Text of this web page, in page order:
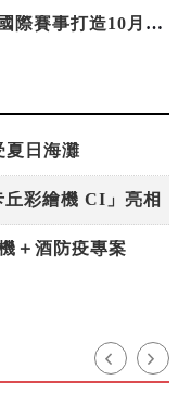
F1睽違九年重返馬來西亞 三大國際賽事打造10月運動旅遊熱潮 賽車、自行車、路跑同週登場
夏日海灘
彩繪機 CI」亮相
＋酒防疫專案